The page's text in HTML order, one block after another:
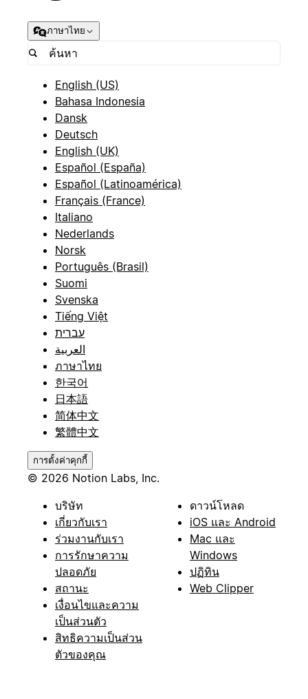
ภาษาไทย
English (US)
Bahasa Indonesia
Dansk
Deutsch
English (UK)
Español (España)
Español (Latinoamérica)
Français (France)
Italiano
Nederlands
Norsk
Português (Brasil)
Suomi
Svenska
Tiếng Việt
עברית
العربية
ภาษาไทย
한국어
日本語
简体中文
繁體中文
การตั้งค่าคุกกี้
© 2026 Notion Labs, Inc.
บริษัท
เกี่ยวกับเรา
ร่วมงานกับเรา
การรักษาความ
ปลอดภัย
สถานะ
เงื่อนไขและความ
เป็นส่วนตัว
สิทธิความเป็นส่วน
ตัวของคุณ
ดาวน์โหลด
iOS และ Android
Mac และ
Windows
ปฏิทิน
Web Clipper